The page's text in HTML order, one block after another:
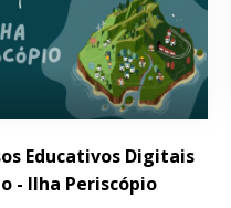
Educativos Digitais
- Ilha Periscópio